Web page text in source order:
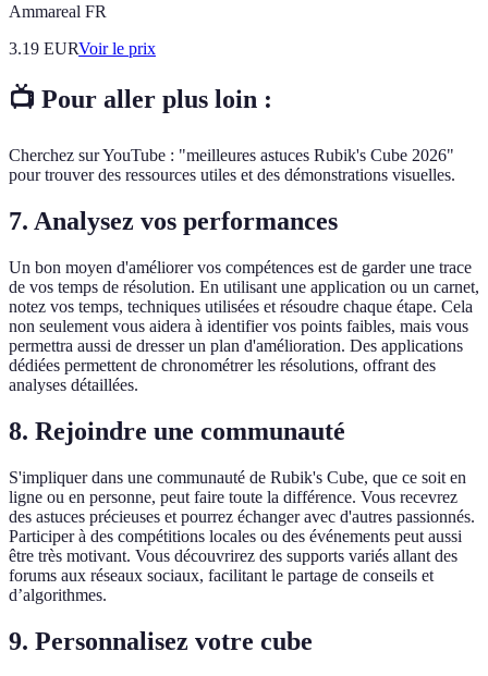
Ammareal FR
3.19 EURVoir le prix
📺 Pour aller plus loin :
Cherchez sur YouTube : "meilleures astuces Rubik's Cube 2026"
pour trouver des ressources utiles et des démonstrations visuelles.
7. Analysez vos performances
Un bon moyen d'améliorer vos compétences est de garder une trace
de vos temps de résolution. En utilisant une application ou un carnet,
notez vos temps, techniques utilisées et résoudre chaque étape. Cela
non seulement vous aidera à identifier vos points faibles, mais vous
permettra aussi de dresser un plan d'amélioration. Des applications
dédiées permettent de chronométrer les résolutions, offrant des
analyses détaillées.
8. Rejoindre une communauté
S'impliquer dans une communauté de Rubik's Cube, que ce soit en
ligne ou en personne, peut faire toute la différence. Vous recevrez
des astuces précieuses et pourrez échanger avec d'autres passionnés.
Participer à des compétitions locales ou des événements peut aussi
être très motivant. Vous découvrirez des supports variés allant des
forums aux réseaux sociaux, facilitant le partage de conseils et
d’algorithmes.
9. Personnalisez votre cube